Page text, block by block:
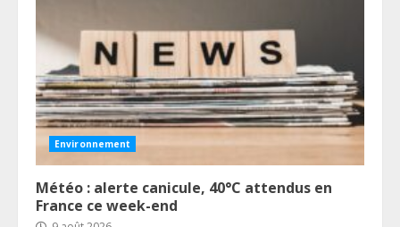
Environnement
Météo : alerte canicule, 40°C attendus en
France ce week-end